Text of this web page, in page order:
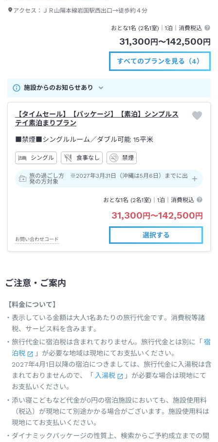
アクセス： ＪＲ山陽本線岩国駅西出口→徒歩約４分
おとな1名 (2名1室)｜1泊 ｜消費税込
31,300円〜142,500円
すべてのプランを見る（4）
施設からのお知らせあり
【タイムセール】【パッケージ】【素泊】シンプルス
テイ素泊まりプラン
■禁煙■シングルルーム／ダブル可能 15平米
シングル 食事なし 禁煙
旅の過ごし方 ※2027年3月31日（沖縄は5月6日）までに出
発の方対象
おとな1名 (2名1室)｜1泊 ｜消費税込
31,300円〜142,500円
お問い合わせコード
選択する
ご注意・ご案内
【料金について】
表示している金額は大人1名あたりの旅行代金です。消費税等諸
税、サービス料を含みます。
旅行代金に宿泊税は含まれておりません。旅行代金とは別に「 宿
泊税
」が必要な地域は現地にてお支払いください。
2027年4月1日以降の宿泊につきましては、旅行代金に入湯税は含
まれておりませんので、「 入湯税
」が必要な場合は現地にて
お支払いください。
添い寝こどもなど代金が0円の宿泊施設においても、施設使用料
（税込）が現地にて別途かかる場合がございます。施設使用料は
現地にてお支払いください。
ダイナミックパッケージの性質上、検索からご予約成立までの間